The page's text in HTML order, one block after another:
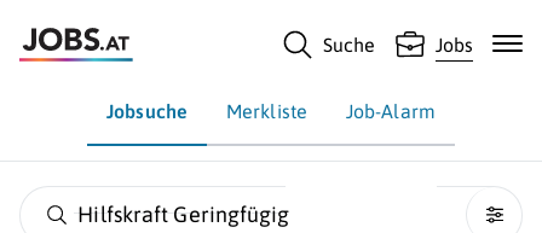
Suche Jobs
Jobsuche Merkliste Job-Alarm
Hilfskraft Geringfügig